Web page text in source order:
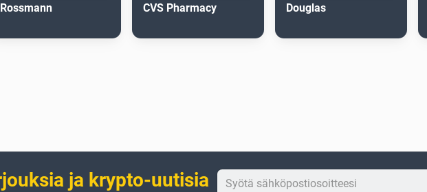
Rossmann CVS Pharmacy Douglas
ja krypto-uutisia